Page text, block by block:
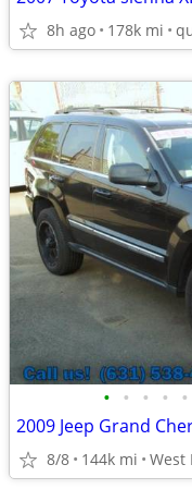
8h ago 178k mi
• • • • •
2009 Jeep Grand
8/8 144k mi West